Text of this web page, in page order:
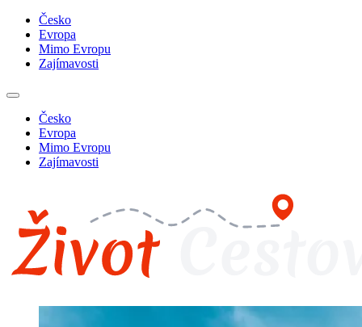
Česko
Evropa
Mimo Evropu
Zajímavosti
Česko
Evropa
Mimo Evropu
Zajímavosti